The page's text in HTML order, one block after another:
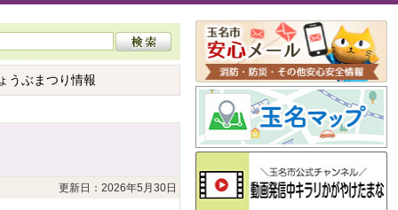
うぶまつり情報
更新日：2026年5月30日